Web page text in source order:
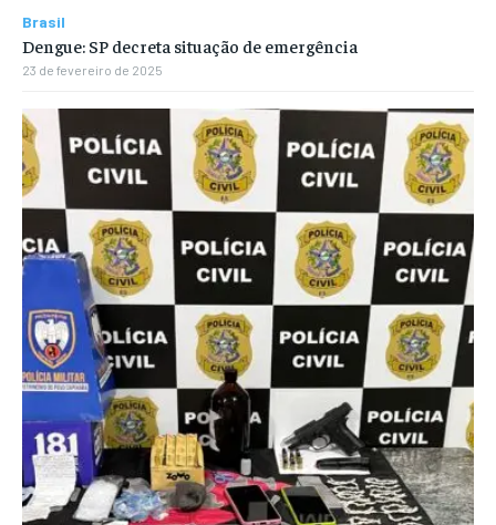
Brasil
Dengue: SP decreta situação de emergência
23 de fevereiro de 2025